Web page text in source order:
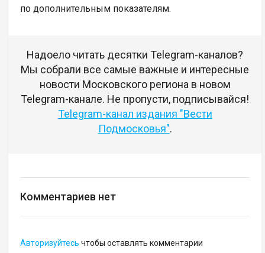
по дополнительным показателям.
Надоело читать десятки Telegram-каналов?
Мы собрали все самые важные и интересные
новости Московского региона в новом
Telegram-канале. Не пропусти, подписывайся!
Telegram-канал издания "Вести
Подмосковья".
Комментариев нет
Авторизуйтесь чтобы оставлять комментарии